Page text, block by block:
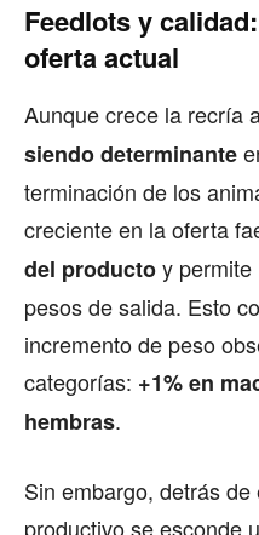
Feedlots y
oferta actual
Aunque crece la recría
siendo determinante
terminación de los
creciente en la oferta
del productoy
pesos de salida. Esto
incremento de peso
categorías: +1% en
hembras.
Sin embargo, detrás
productivo se esconde